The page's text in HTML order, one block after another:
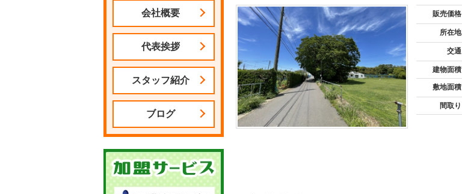
販売価格
所在地
交通
建物面積
敷地面積
間取り
会社概要
代表挨拶
スタッフ紹介
ブログ